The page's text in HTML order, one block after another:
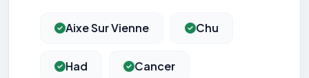
Aixe Sur Vienne Chu
Had Cancer